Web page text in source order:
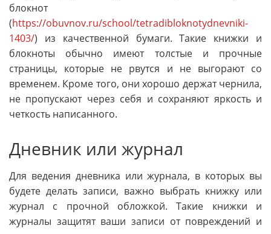
блокнот
(https://obuvnov.ru/school/tetradibloknotydnevniki-
1403/) из качественной бумаги. Такие книжки и
блокноты обычно имеют толстые и прочные
страницы, которые не рвутся и не выгорают со
временем. Кроме того, они хорошо держат чернила,
не пропускают через себя и сохраняют яркость и
четкость написанного.
Дневник или журнал
Для ведения дневника или журнала, в которых вы
будете делать записи, важно выбрать книжку или
журнал с прочной обложкой. Такие книжки и
журналы защитят ваши записи от повреждений и